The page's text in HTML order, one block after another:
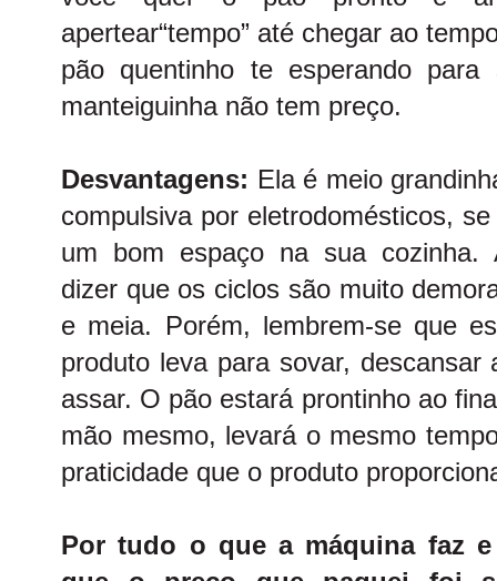
apertear“tempo” até chegar ao
pão quentinho te esperando
manteiguinha não tem preço.
Desvantagens: Ela é meio
compulsiva por eletrodomésticos,
um bom espaço na sua cozinha.
dizer que os ciclos são muito
e meia. Porém, lembrem-se que
produto leva para sovar,
assar. O pão estará prontinho ao
mão mesmo, levará o mesmo
praticidade que o produto
Por tudo o que a máquina faz